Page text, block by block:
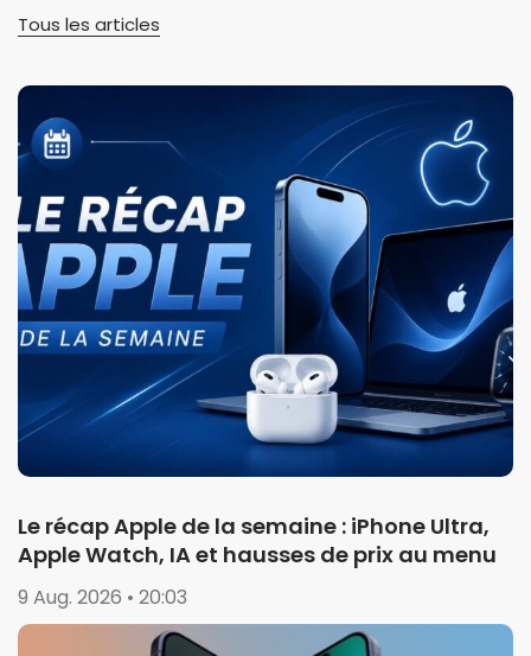
Tous les articles
Le récap Apple de la semaine : iPhone Ultra,
Apple Watch, IA et hausses de prix au menu
9 Aug. 2026 • 20:03